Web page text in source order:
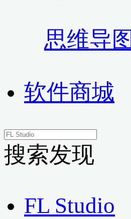
思维导图
软件商城
搜索发现
FL Studio